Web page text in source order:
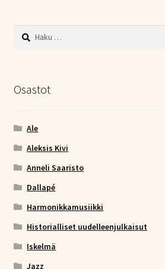
Haku:
Osastot
Ale
Aleksis Kivi
Anneli Saaristo
Dallapé
Harmonikkamusiikki
Historialliset uudelleenjulkaisut
Iskelmä
Jazz